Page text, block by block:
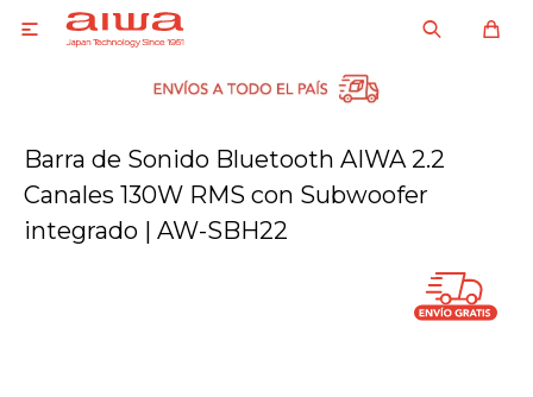

Barra de Sonido Bluetooth AIWA 2.2
Canales 130W RMS con Subwoofer
integrado | AW-SBH22